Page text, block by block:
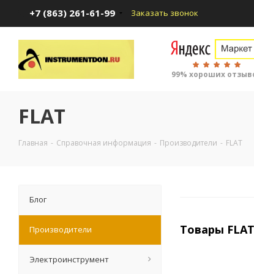
+7 (863) 261-61-99 Заказать звонок
99% хороших
FLAT
Главная - Справочная информация - Производители - FLAT
Товары
Блог
Производители
Электроинструмент